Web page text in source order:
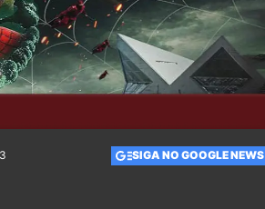
SIGA NO GOOGLE NEWS